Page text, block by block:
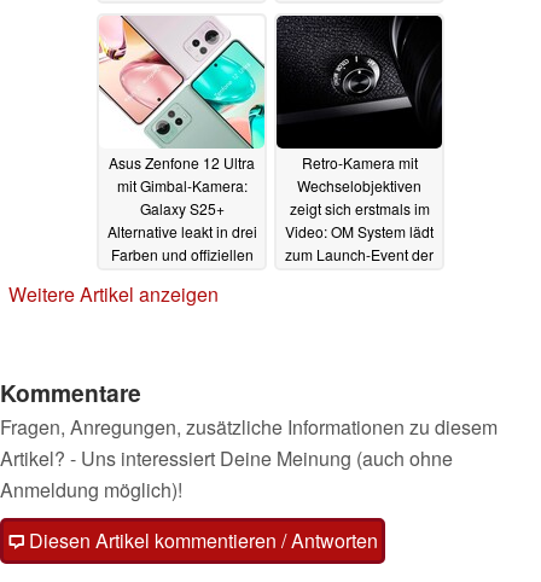
03.02.2025
Asus Zenfone 12 Ultra
mit Gimbal-Kamera:
Galaxy S25+
Alternative leakt in drei
Farben und offiziellen
02.02.2025
Retro-Kamera mit
Wechselobjektiven
zeigt sich erstmals im
Video: OM System lädt
zum Launch-Event der
Weitere Artikel anzeigen
Kommentare
Fragen, Anregungen, zusätzliche Informationen zu diesem
Artikel? - Uns interessiert Deine Meinung (auch ohne
Anmeldung möglich)!
Diesen Artikel kommentieren / Antworten